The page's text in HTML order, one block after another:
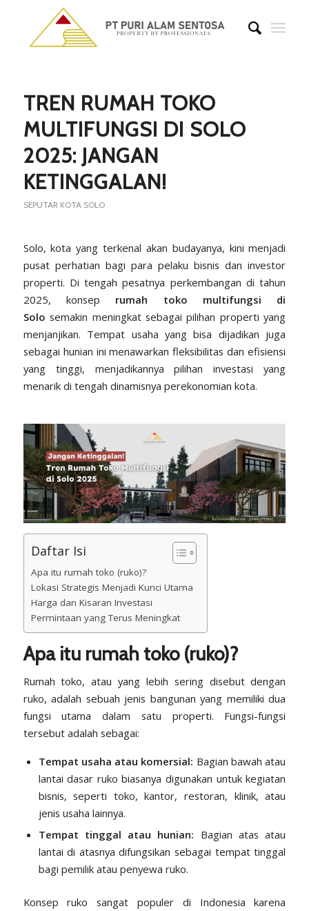
TREN RUMAH TOKO
MULTIFUNGSI DI SOLO
2025: JANGAN
KETINGGALAN!
SEPUTAR KOTA SOLO
Solo, kota yang terkenal akan budayanya, kini menjadi
pusat perhatian bagi para pelaku bisnis dan investor
properti. Di tengah pesatnya perkembangan di tahun
2025, konsep rumah toko multifungsi di
Solosemakin meningkat sebagai pilihan properti yang
menjanjikan. Tempat usaha yang bisa dijadikan juga
sebagai hunian ini menawarkan fleksibilitas dan efisiensi
yang tinggi, menjadikannya pilihan investasi yang
menarik di tengah dinamisnya perekonomian kota.
Daftar Isi
Apa itu rumah toko (ruko)?
Lokasi Strategis Menjadi Kunci Utama
Harga dan Kisaran Investasi
Permintaan yang Terus Meningkat
Apa itu rumah toko (ruko)?
Rumah toko, atau yang lebih sering disebut dengan
ruko, adalah sebuah jenis bangunan yang memiliki dua
fungsi utama dalam satu properti. Fungsi-fungsi
tersebut adalah sebagai:
Tempat usaha atau komersial: Bagian bawah atau
lantai dasar ruko biasanya digunakan untuk kegiatan
bisnis, seperti toko, kantor, restoran, klinik, atau
jenis usaha lainnya.
Tempat tinggal atau hunian: Bagian atas atau
lantai di atasnya difungsikan sebagai tempat tinggal
bagi pemilik atau penyewa ruko.
Konsep ruko sangat populer di Indonesia karena